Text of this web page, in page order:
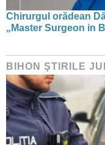
Chirurgul orădean
„Master Surgeon in
BIHON ŞTIRILE